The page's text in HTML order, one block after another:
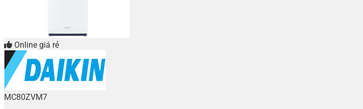
Online giá rẻ
MC80ZVM7